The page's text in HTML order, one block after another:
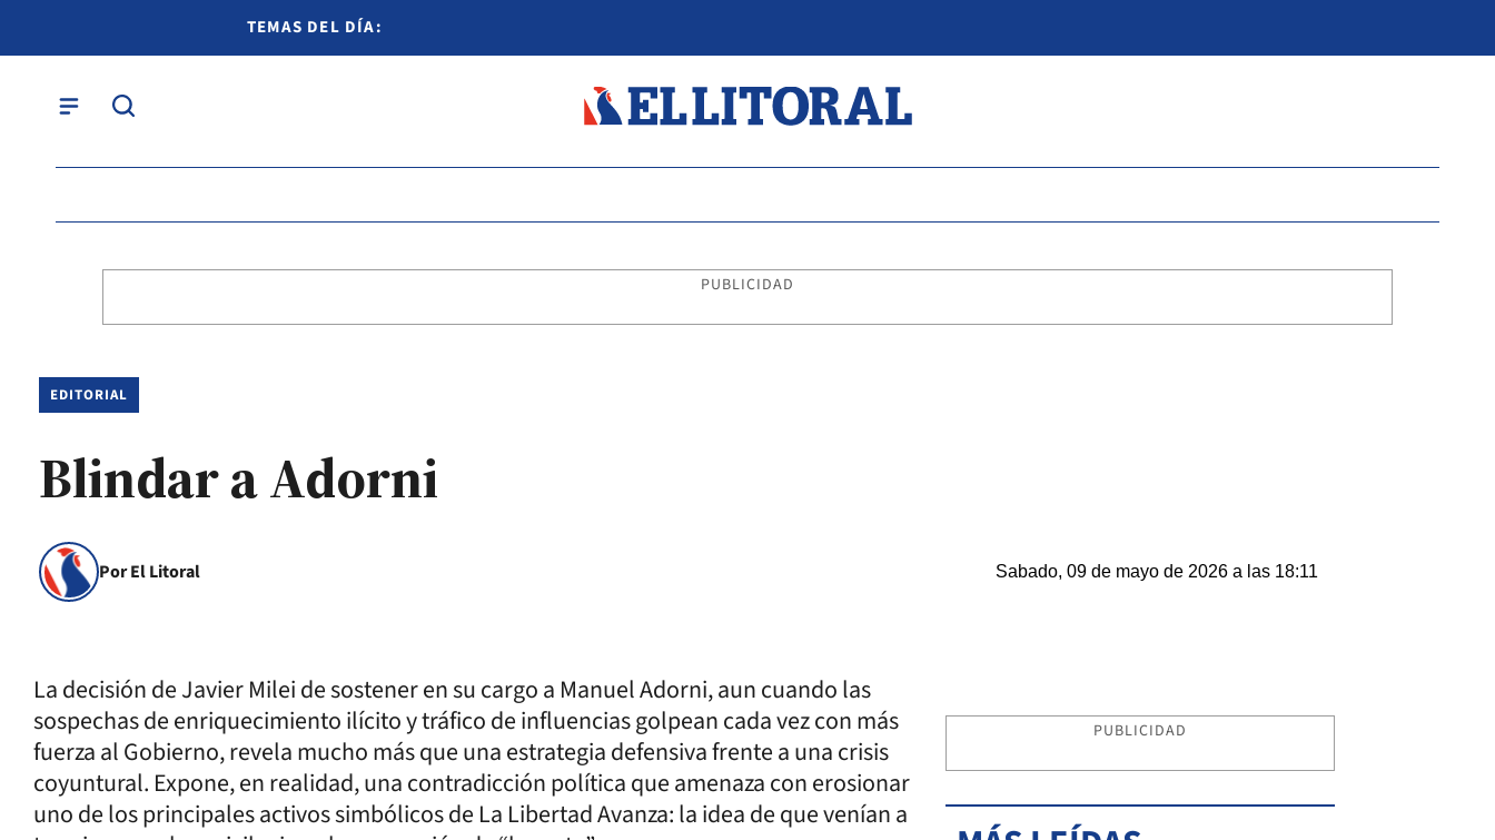
TEMAS DEL DÍA:
PUBLICIDAD
EDITORIAL
Blindar a Adorni
Por El Litoral Sabado, 09 de mayo de 2026 a las 18:11
La decisión de Javier Milei de sostener en su cargo a Manuel Adorni, aun cuando las
sospechas de enriquecimiento ilícito y tráfico de influencias golpean cada vez con más
fuerza al Gobierno, revela mucho más que una estrategia defensiva frente a una crisis
coyuntural. Expone, en realidad, una contradicción política que amenaza con erosionar
uno de los principales activos simbólicos de La Libertad Avanza: la idea de que venían a
PUBLICIDAD